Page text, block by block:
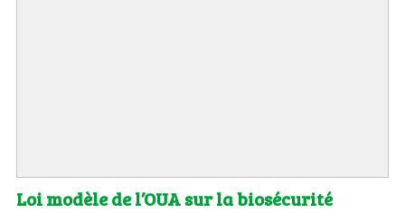
Loi modèle de l’OUA sur la biosécurité